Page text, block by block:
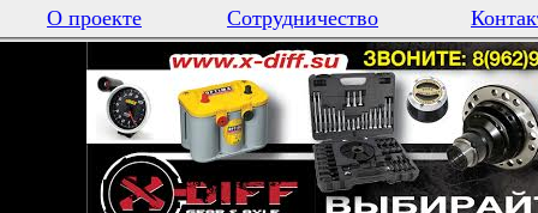
О проекте Сотрудничество